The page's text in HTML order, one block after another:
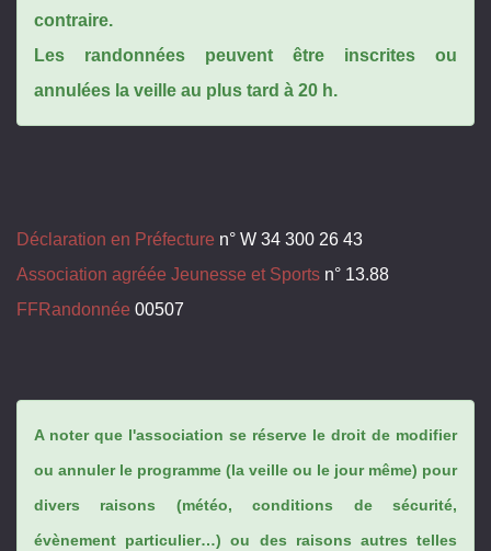
contraire.
Les randonnées peuvent être inscrites ou
annulées la veille au plus tard à 20 h.
Déclaration en Préfecture n° W 34 300 26 43
Association agréée Jeunesse et Sports n° 13.88
FFRandonnée 00507
A noter que l'association se réserve le droit de modifier
ou annuler le programme (la veille ou le jour même) pour
divers raisons (météo, conditions de sécurité,
évènement particulier…) ou des raisons autres telles